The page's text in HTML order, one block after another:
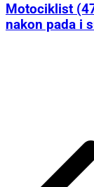
Motociklist
nakon pada i